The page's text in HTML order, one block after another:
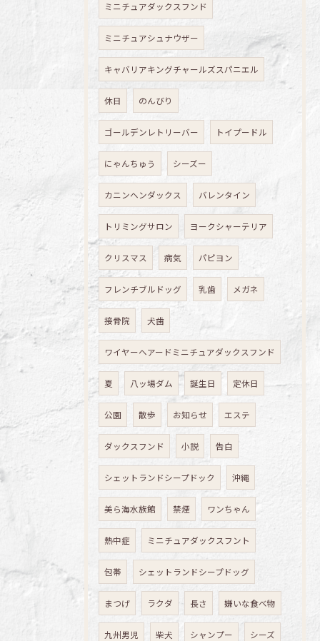
ミニチュアダックスフンド
ミニチュアシュナウザー
キャバリアキングチャールズスパニエル
休日 のんびり
ゴールデンレトリーバー トイプードル
にゃんちゅう シーズー
カニンヘンダックス バレンタイン
トリミングサロン ヨークシャーテリア
クリスマス 病気 パピヨン
フレンチブルドッグ 乳歯 メガネ
接骨院 犬歯
ワイヤーヘアードミニチュアダックスフンド
夏 八ッ場ダム 誕生日 定休日
公園 散歩 お知らせ エステ
ダックスフンド 小説 告白
シェットランドシープドック 沖縄
美ら海水族館 禁煙 ワンちゃん
熱中症 ミニチュアダックスフント
包帯 シェットランドシープドッグ
まつげ ラクダ 長さ 嫌いな食べ物
九州男児 柴犬 シャンプー シーズ